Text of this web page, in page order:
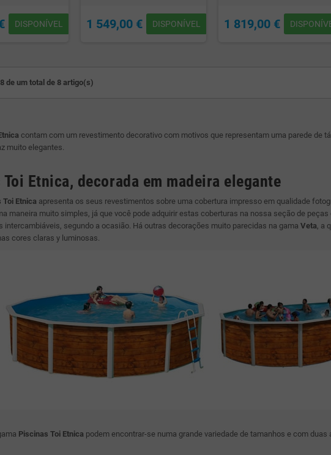
DISPONÍVEL 1 549,00 € DISPONÍVEL 1 819,00 €
de um total de 8 artigo(s)
contam com um revestimento decorativo com motivos que representam uma parede de
muito elegantes.
Etnica, decorada em madeira elegante
Toi Etnica apresenta os seus revestimentos sobre uma cobertura impresso em qualidade
maneira muito simples, já que você pode adquirir estas coberturas na nossa seção de
intercambiáveis, segundo a ocasião. Há outras decorações muito parecidas na gama Veta, a
cores claras y luminosas.
Piscinas Toi Etnica podem encontrar-se numa grande variedade de tamanhos e com